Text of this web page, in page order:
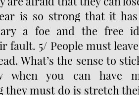
is so strong that it
a foe and the free
fault. 5/ People must
What’s the sense to
when you can have
they must do is stretch